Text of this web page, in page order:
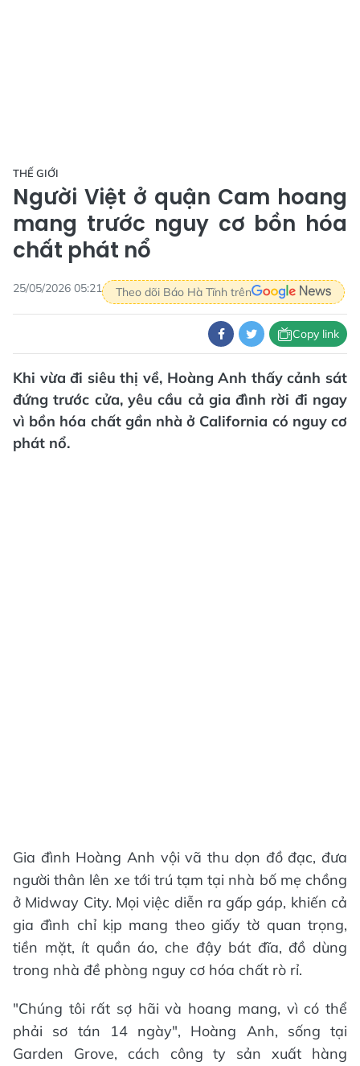
THẾ GIỚI
Người Việt ở quận Cam hoang
mang trước nguy cơ bồn hóa
chất phát nổ
25/05/2026 05:21 Theo dõi Báo Hà Tĩnh trên
Copy link
Khi vừa đi siêu thị về, Hoàng Anh thấy cảnh sát
đứng trước cửa, yêu cầu cả gia đình rời đi ngay
vì bồn hóa chất gần nhà ở California có nguy cơ
phát nổ.
Gia đình Hoàng Anh vội vã thu dọn đồ đạc, đưa
người thân lên xe tới trú tạm tại nhà bố mẹ chồng
ở Midway City. Mọi việc diễn ra gấp gáp, khiến cả
gia đình chỉ kịp mang theo giấy tờ quan trọng,
tiền mặt, ít quần áo, che đậy bát đĩa, đồ dùng
trong nhà đề phòng nguy cơ hóa chất rò rỉ.
"Chúng tôi rất sợ hãi và hoang mang, vì có thể
phải sơ tán 14 ngày", Hoàng Anh, sống tại
Garden Grove, cách công ty sản xuất hàng